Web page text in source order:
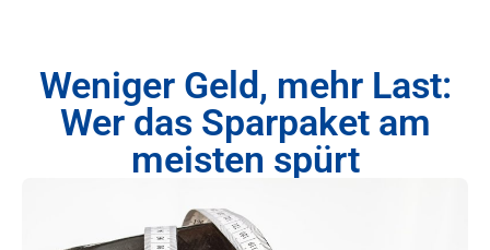
Weniger Geld, mehr Last:
Wer das Sparpaket am
meisten spürt